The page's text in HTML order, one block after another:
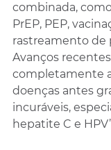
combinada,
PrEP, PEP,
rastreamento de
Avanços
completamente
doenças antes
incuráveis,
hepatite C e